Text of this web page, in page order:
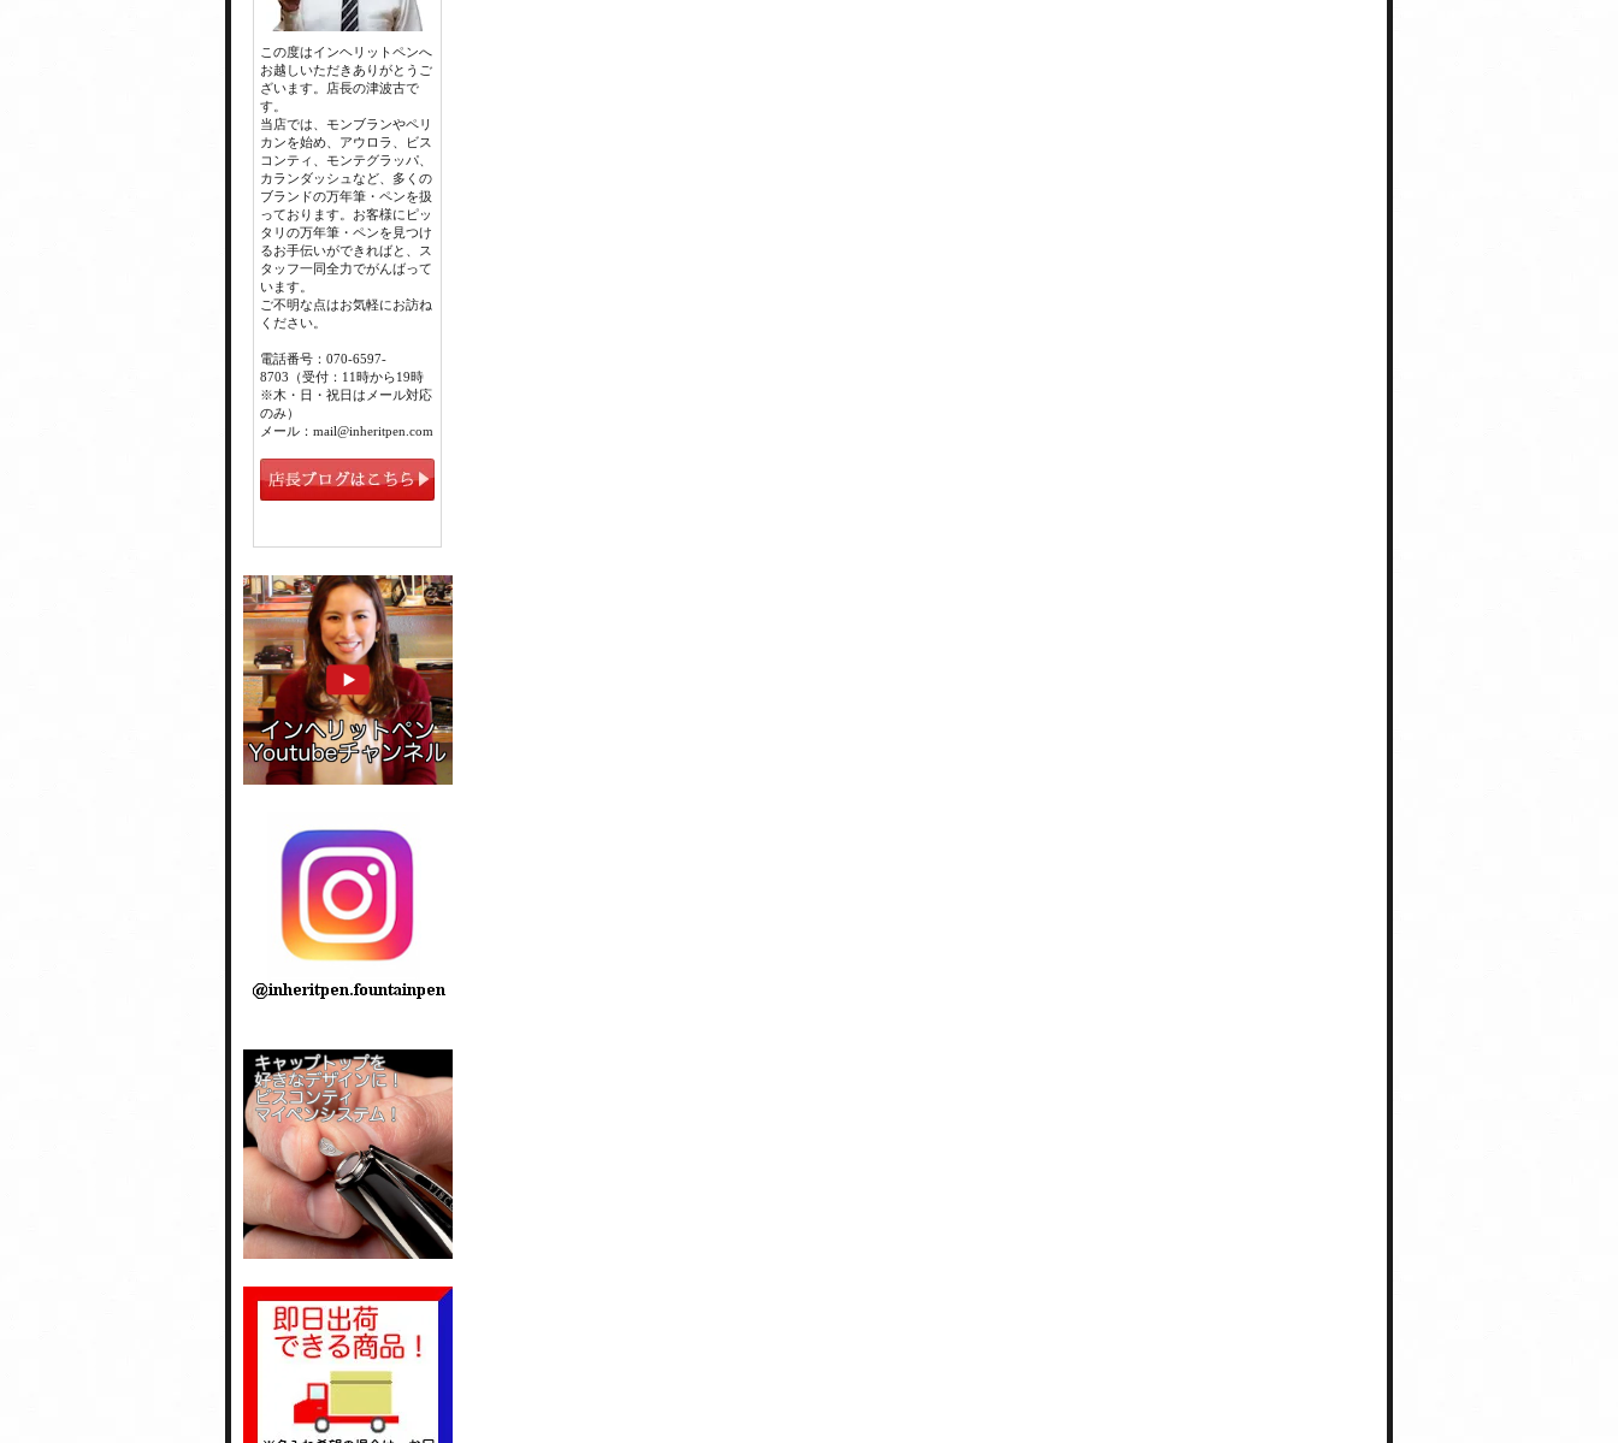
この度はインヘリットペンへ
お越しいただきありがとうご
ざいます。店長の津波古で
す。
当店では、モンブランやペリ
カンを始め、アウロラ、ビス
コンティ、モンテグラッパ、
カランダッシュなど、多くの
ブランドの万年筆・ペンを扱
っております。お客様にピッ
タリの万年筆・ペンを見つけ
るお手伝いができればと、ス
タッフ一同全力でがんばって
います。
ご不明な点はお気軽にお訪ね
ください。
電話番号：070-6597-
8703（受付：11時から19時
※木・日・祝日はメール対応
のみ）
メール：mail@inheritpen.com